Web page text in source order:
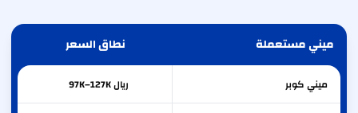
ميني مستعملة نطاق السعر
ميني كوبر ريال 97K–127K